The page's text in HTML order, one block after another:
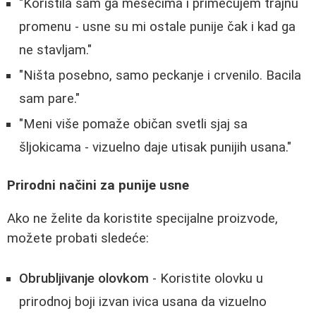
"Koristila sam ga mesecima i primećujem trajnu
promenu - usne su mi ostale punije čak i kad ga
ne stavljam."
"Ništa posebno, samo peckanje i crvenilo. Bacila
sam pare."
"Meni više pomaže običan svetli sjaj sa
šljokicama - vizuelno daje utisak punijih usana."
Prirodni načini za punije usne
Ako ne želite da koristite specijalne proizvode,
možete probati sledeće:
Obrubljivanje olovkom - Koristite olovku u
prirodnoj boji izvan ivica usana da vizuelno